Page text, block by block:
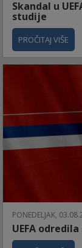
Skandal u
studije
PROČITAJ VIŠE
PONEDELJAK,
UEFA